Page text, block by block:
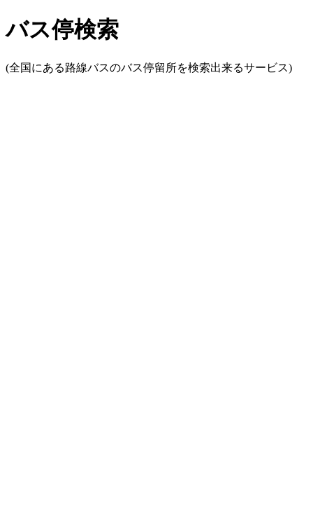
バス停検索
(全国にある路線バスのバス停留所を検索出来るサービス)